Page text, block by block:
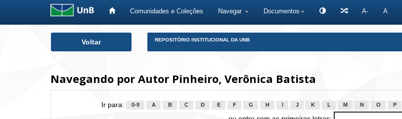
Comunidades e Coleções Navegar Documentos A- A
Voltar REPOSITÓRIO INSTITUCIONAL DA UNB
Navegando por Autor Pinheiro, Verônica Batista
Ir para: 0-9 A B C D E F G H J K L M N O P